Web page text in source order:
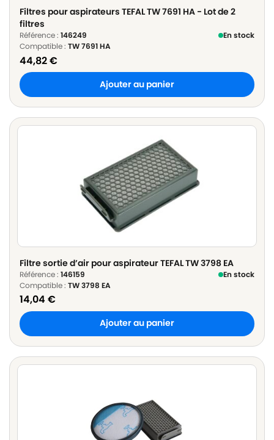
Filtres pour aspirateurs TEFAL TW 7691 HA - Lot de 2
filtres
Référence : 146249
En stock
Compatible : TW 7691 HA
44,82€
Ajouter au panier
Filtre sortie d’air pour aspirateur TEFAL TW 3798 EA
Référence : 146159
En stock
Compatible : TW 3798 EA
14,04 €
Ajouter au panier